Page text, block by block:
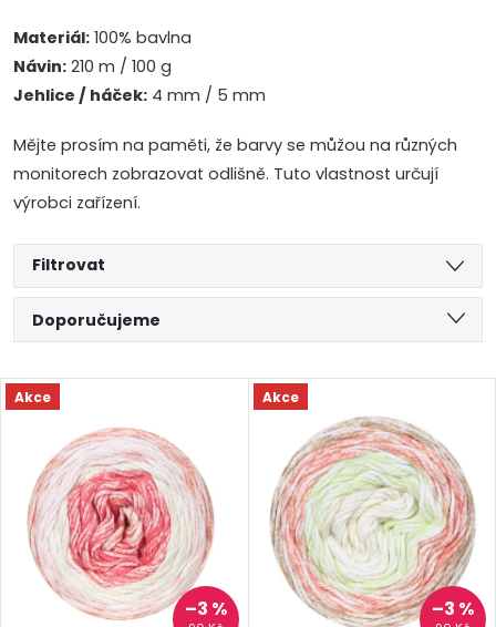
Materiál: 100% bavlna
Návin: 210 m / 100 g
Jehlice / háček: 4 mm / 5 mm
Mějte prosím na paměti, že barvy se můžou na různých
monitorech zobrazovat odlišně. Tuto vlastnost určují
výrobci zařízení.
Filtrovat
Ř
a
e
n
Doporučujeme
Nejdražší
Abecedně
V
p
Akce
–3 %
Akce
–3 %